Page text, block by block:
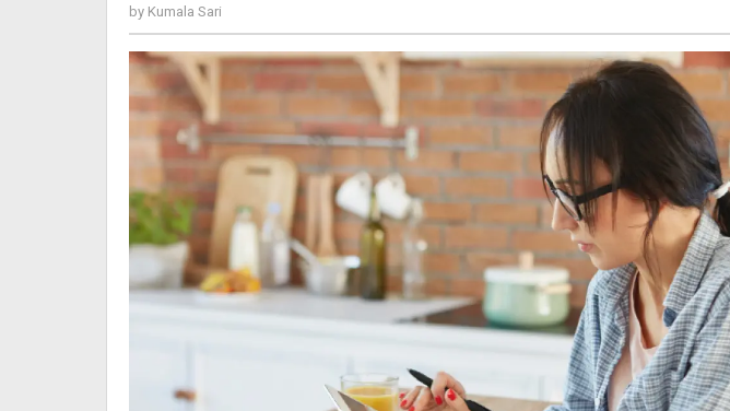
by Kumala Sari